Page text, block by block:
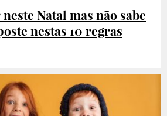
Natal mas não sabe
nestas 10 regras